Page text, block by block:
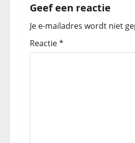
i
c
h
Geef een reactie
Je e-mailadres wordt niet
Reactie*